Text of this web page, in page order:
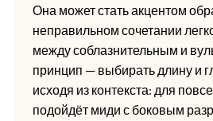
Она может стать акцентом
неправильном сочетании
между соблазнительным и
принцип — выбирать длину и
исходя из контекста: для
подойдёт миди с боковым